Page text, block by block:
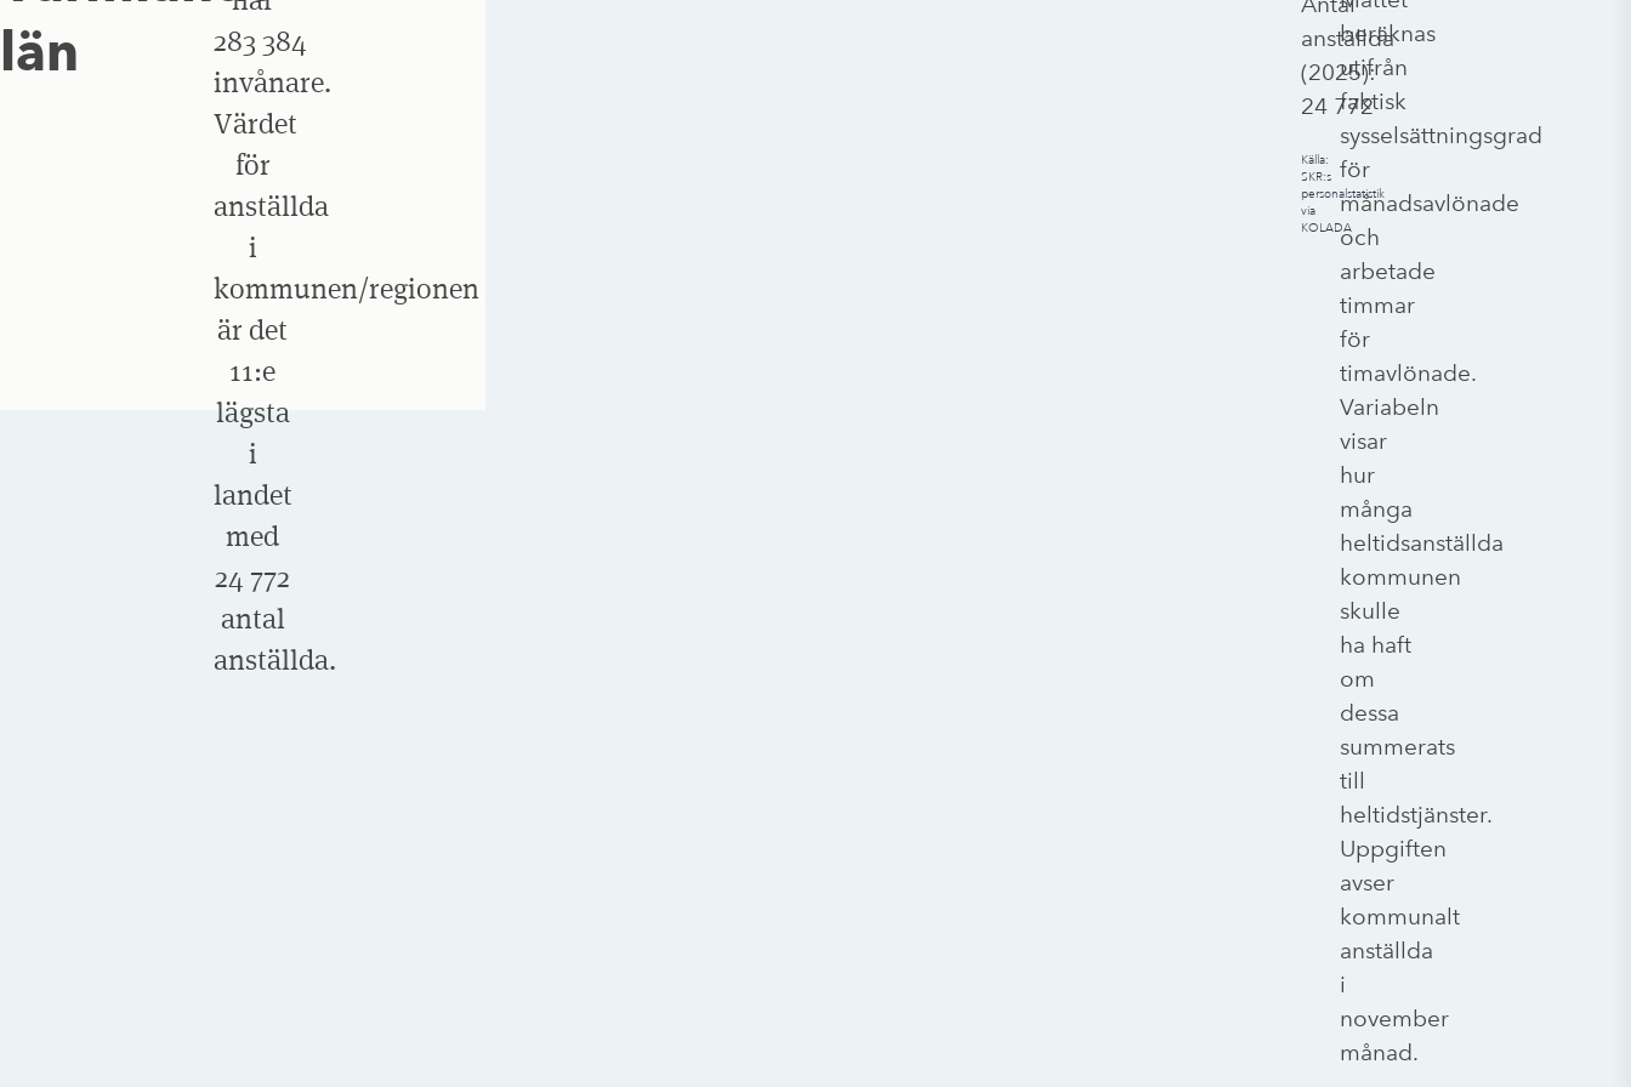
län
283 384
invånare.
Värdet
för
anställda
i
kommunen/regionen
är det
11:e
lägsta
i
landet
med
24 772
antal
anställda.
anställda
(2025):
24 772
Källa:
SKR:s
personalstatistik
via
KOLADA
beräknas
utifrån
faktisk
sysselsättningsgrad
för
månadsavlönade
och
arbetade
timmar
för
timavlönade.
Variabeln
visar
hur
många
heltidsanställda
kommunen
skulle
ha haft
om
dessa
summerats
till
heltidstjänster.
Uppgiften
avser
kommunalt
anställda
i
november
månad.